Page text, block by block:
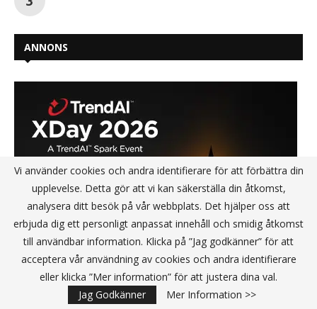
ANNONS
Vi använder cookies och andra identifierare för att förbättra din
upplevelse. Detta gör att vi kan säkerställa din åtkomst,
analysera ditt besök på vår webbplats. Det hjälper oss att
erbjuda dig ett personligt anpassat innehåll och smidig åtkomst
till användbar information. Klicka på ”Jag godkänner” för att
acceptera vår användning av cookies och andra identifierare
eller klicka ”Mer information” för att justera dina val.
Jag Godkänner
Mer Information >>